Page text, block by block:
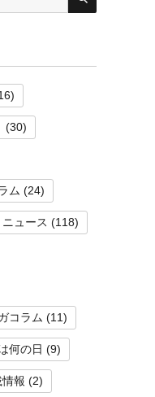
(30)
ム (24)
ニュース (118)
コラム (11)
何の日 (9)
報 (2)